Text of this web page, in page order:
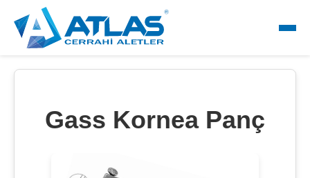
Gass Kornea Panç